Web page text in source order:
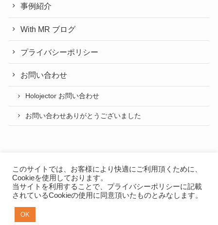
事例紹介
With MR ブログ
プライバシーポリシー
お問い合わせ
Holojector お問い合わせ
お問い合わせありがとうございました
プライバシーポリシー
このサイトでは、お客様により快適にご利用頂くために、
Cookieを使用しております。
当サイトを利用することで、 プライバシーポリシーに記載
されているCookieの使用に同意頂いたものとみなします。
OK